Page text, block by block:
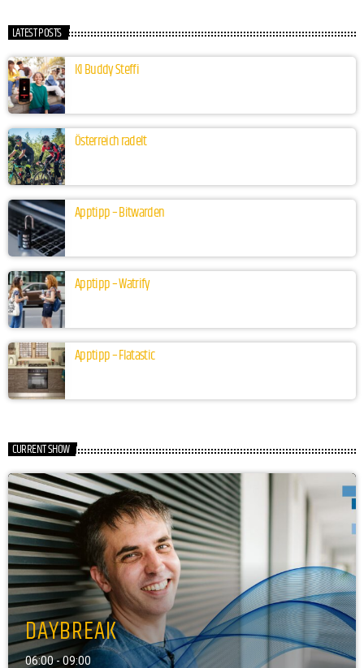
LATEST POSTS
KI Buddy Steffi
Österreich radelt
Apptipp – Bitwarden
Apptipp – Watrify
Apptipp – Flatastic
CURRENT SHOW
DAYBREAK
06:00 - 09:00